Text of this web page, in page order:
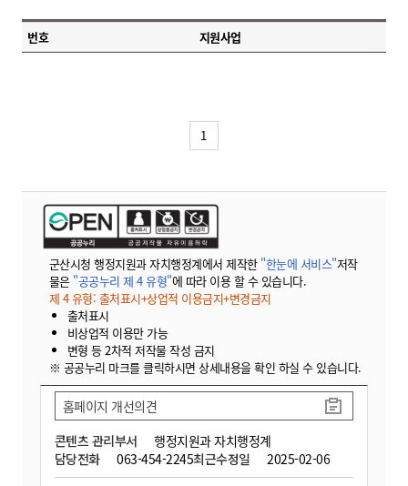
번호 지원사업
1
군산시청 행정지원과 자치행정계에서 제작한 "한눈에 서비스"저작
물은 "공공누리 제 4 유형"에 따라 이용 할 수 있습니다.
제 4 유형: 출처표시+상업적 이용금지+변경금지
출처표시
비상업적 이용만 가능
변형 등 2차적 저작물 작성 금지
※ 공공누리 마크를 클릭하시면 상세내용을 확인 하실 수 있습니다.
콘텐츠 관리부서
행정지원과 자치행정계
담당전화
063-454-2245최근수정일 2025-02-06
홈페이지 개선의견